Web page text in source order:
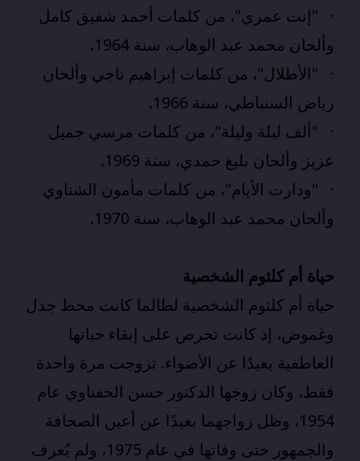
· "إنت عمري"، من كلمات أحمد شفيق كامل
وألحان محمد عبد الوهاب، سنة 1964.
· "الأطلال"، من كلمات إبراهيم ناجي وألحان
رياض السنباطي، سنة 1966.
· "ألف ليلة وليلة"، من كلمات مرسي جميل
عزيز وألحان بليغ حمدي، سنة 1969.
· "ودارت الأيام"، من كلمات مأمون الشناوي
وألحان محمد عبد الوهاب، سنة 1970.
حياة أم كلثوم الشخصية
حياة أم كلثوم الشخصية لطالما كانت محط جدل
وغموض، إذ كانت تحرص على إبقاء حياتها
العاطفية بعيدًا عن الأضواء. تزوجت مرة واحدة
فقط، وكان زوجها الدكتور حسن الحفناوي عام
1954، وظل زواجهما بعيدًا عن أعين الصحافة
والجمهور حتى وفاتها في عام 1975، ولم يُعرف